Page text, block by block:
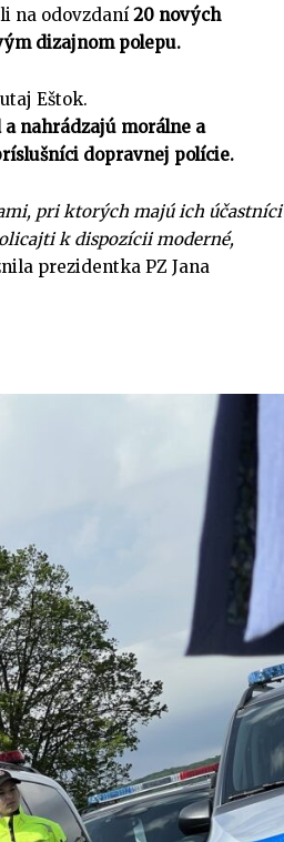
na odovzdaní20 nových
dizajnom polepu.
Eštok.
nahrádzajú morálne a
dopravnej polície.
pri ktorých majú ich účastníci
k dispozícii moderné,
prezidentka PZ Jana